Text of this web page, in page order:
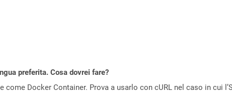
preferita. Cosa dovrei fare?
come Docker Container. Prova a usarlo con cURL nel caso in cui